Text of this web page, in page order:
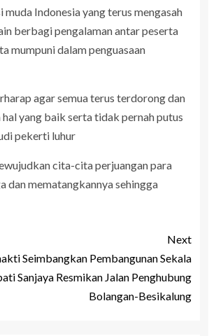
Indonesia yang terus mengasah
berbagi pengalaman antar peserta
mumpuni dalam penguasaan
agar semua terus terdorong dan
yang baik serta tidak pernah putus
pekerti luhur
cita-cita perjuangan para
dan mematangkannya sehingga
Next
Seimbangkan Pembangunan Sekala
Sanjaya Resmikan Jalan Penghubung
Bolangan-Besikalung